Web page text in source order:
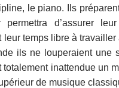
le piano. Ils
d’assurer
temps libre à
ils ne louperaient une
inattendue un
de musique